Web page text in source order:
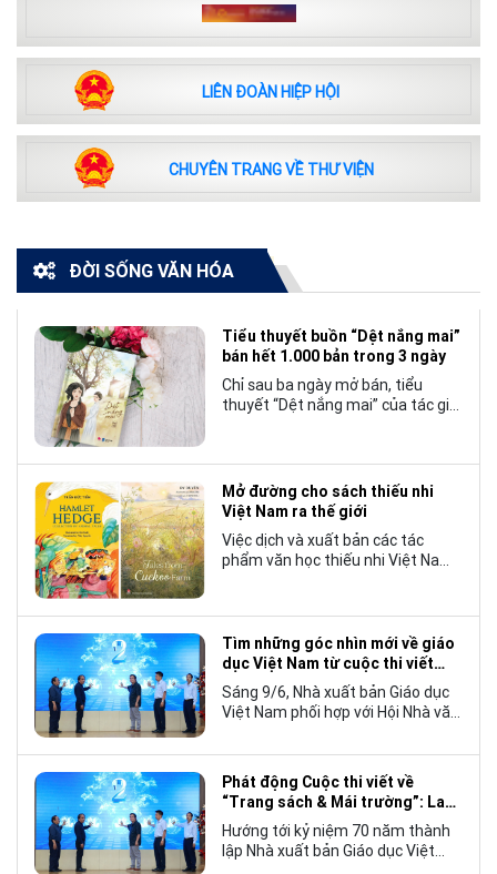
LIÊN ĐOÀN HIỆP HỘI
CHUYÊN TRANG VỀ THƯ VIỆN
ĐỜI SỐNG VĂN HÓA
Tiểu thuyết buồn “Dệt nắng mai”
bán hết 1.000 bản trong 3 ngày
Chỉ sau ba ngày mở bán, tiểu
thuyết “Dệt nắng mai” của tác giả
chương trẻ khi cán mốc 1.000 bản
tiêu thụ.
Mở đường cho sách thiếu nhi
Việt Nam ra thế giới
Việc dịch và xuất bản các tác
phẩm văn học thiếu nhi Việt Nam
tế, mà còn góp phần đưa những
câu chuyện mang đậm bản sắc
văn hóa Việt Nam bước ra thế giới.
Tìm những góc nhìn mới về giáo
dục Việt Nam từ cuộc thi viết
“Trang sách và Mái trường”
Sáng 9/6, Nhà xuất bản Giáo dục
Việt Nam phối hợp với Hội Nhà văn
cuộc thi viết về “Trang sách và
Mái trường”, hướng tới kỷ niệm 70
năm thành lập Nhà xuất bản Giáo
dục Việt Nam vào năm 2027.
Phát động Cuộc thi viết về
“Trang sách & Mái trường”: Lan
tỏa tình yêu học tập, tôn vinh
những giá trị bền vững của giáo
dục
Hướng tới kỷ niệm 70 năm thành
lập Nhà xuất bản Giáo dục Việt